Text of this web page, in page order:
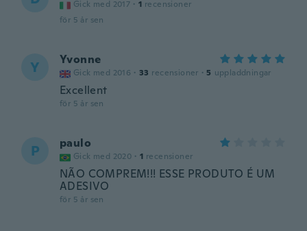
Gick med 2017 · 1 recensioner
för 5 år sen
Y Yvonne
Gick med 2016 · 33 recensioner · 5 uppladdningar
Excellent
för 5 år sen
P paulo
Gick med 2020 · 1 recensioner
NÃO COMPREM!!! ESSE PRODUTO É UM
ADESIVO
för 5 år sen